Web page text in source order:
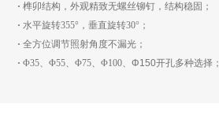
·榫卯结构，外观精致无螺丝铆钉，结构稳固；
·水平旋转355°，垂直旋转30°；
·全方位调节照射角度不漏光；
·Φ35、Φ55、Φ75、Φ100、Φ150开孔多种选择；